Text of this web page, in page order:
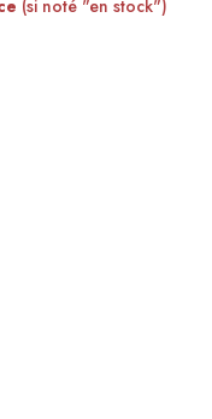
(si noté "en stock")